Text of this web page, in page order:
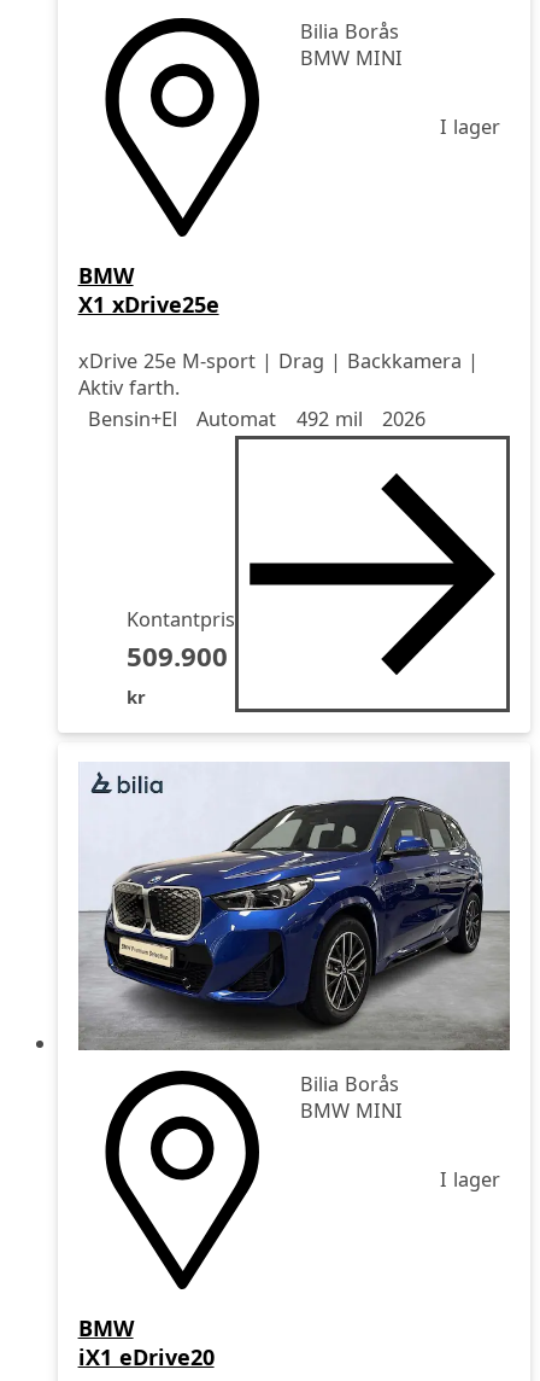
Bilia Borås
BMW MINI
I lager
BMW
X1 xDrive25e
xDrive 25e M-sport | Drag | Backkamera |
Aktiv farth.
Drivmedel
Bensin+El
Drivmedel Automat
Miltal 492 mil
årsmodell 2026
Kontantpris
509.900
kr
Bilia Borås
BMW MINI
I lager
BMW
iX1 eDrive20